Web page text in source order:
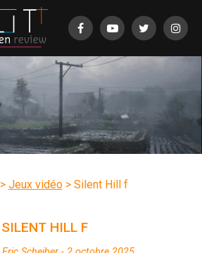
> Jeux vidéo> Silent Hill f
SILENT HILL F